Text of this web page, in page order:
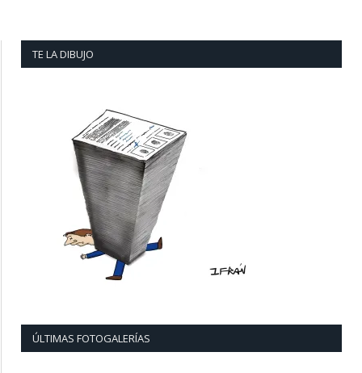
TE LA DIBUJO
ÚLTIMAS FOTOGALERÍAS